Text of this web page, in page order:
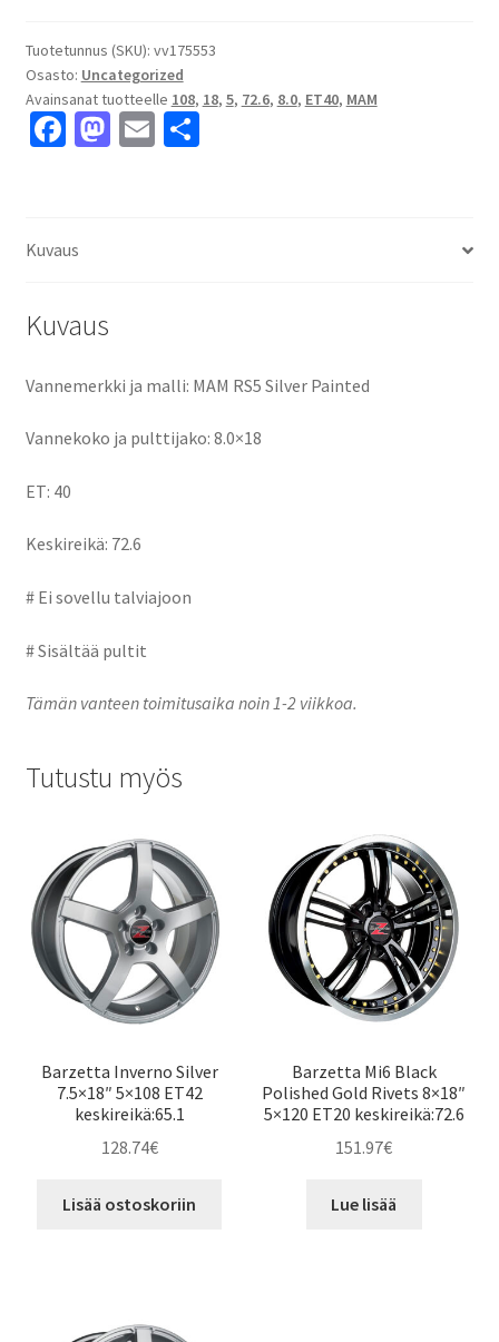
8.0x18"
5x108
ET40
keskireikä:72.6
Tuotetunnus (SKU): vv175553
Osasto: Uncategorized
Avainsanat tuotteelle 108, 18, 5, 72.6, 8.0, ET40, MAM
Fa
o
M E S
Kuvaus
Kuvaus
Vannemerkki ja malli: MAM RS5 Silver Painted
Vannekoko ja pulttijako: 8.0×18
ET: 40
Keskireikä: 72.6
# Ei sovellu talviajoon
# Sisältää pultit
Tämän vanteen toimitusaika noin 1-2 viikkoa.
Tutustu myös
Barzetta Inverno Silver
7.5×18″ 5×108 ET42
keskireikä:65.1
128.74€
Lisää ostoskoriin
Barzetta Mi6 Black
Polished Gold Rivets 8×18″
5×120 ET20 keskireikä:72.6
151.97€
Lue lisää